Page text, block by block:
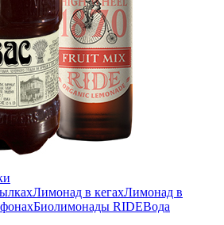
Лимонад в кегахЛимонад в
Биолимонады RIDEВода